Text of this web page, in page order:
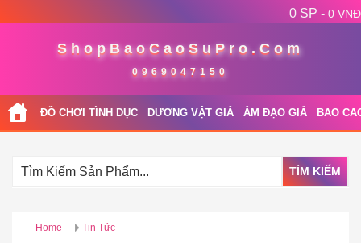
0 SP - 0 VNĐ
ShopBaoCaoSuPro.Com
0969047150
ĐỒ CHƠI TÌNH DỤC DƯƠNG VẬT GIẢ ÂM ĐẠO GIẢ BAO
TÌM KIẾM
Home
Tin Tức